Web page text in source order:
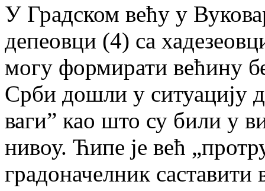
У Градском већу у
депеовци (4) са
могу формирати већину
Срби дошли у ситуацију
ваги” као што су били у
нивоу. Ћипе је већ
градоначелник